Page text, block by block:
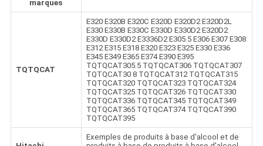
marques
TQTQCAT
E320 E320B E320C E320D E320D2 E320D2L
E330 E330B E330C E330D E330D2 E320D2
E330D E330D2 E3336D2 E305.5 E306 E307 E308
E312 E315 E318 E320 E323 E325 E330 E336
E345 E349 E365 E374 E390 E395
TQTQCAT305.5 TQTQCAT306 TQTQCAT307
TQTQCAT30 8 TQTQCAT312 TQTQCAT315
TQTQCAT320 TQTQCAT323 TQTQCAT324
TQTQCAT325 TQTQCAT326 TQTQCAT330
TQTQCAT336 TQTQCAT345 TQTQCAT349
TQTQCAT365 TQTQCAT374 TQTQCAT390
TQTQCAT395
Exemples de produits à base d'alcool et de